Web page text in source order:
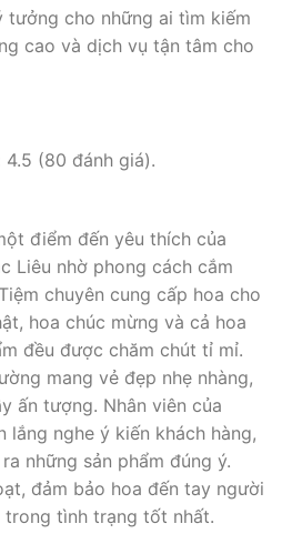
tưởng cho những ai tìm kiếm
cao và dịch vụ tận tâm cho
4.5 (80 đánh giá).
điểm đến yêu thích của
Liêu nhờ phong cách cắm
chuyên cung cấp hoa cho
hoa chúc mừng và cả hoa
đều được chăm chút tỉ mỉ.
mang vẻ đẹp nhẹ nhàng,
ấn tượng. Nhân viên của
lắng nghe ý kiến khách hàng,
những sản phẩm đúng ý.
đảm bảo hoa đến tay người
tình trạng tốt nhất.